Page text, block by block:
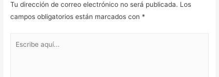
Tu dirección de correo electrónico no será publicada. Los
campos obligatorios están marcados con *